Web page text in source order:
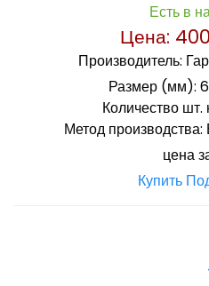
Есть в
Цена:
Производитель:
Размер (мм):
Количество шт.
Метод производства:
цена
Купить